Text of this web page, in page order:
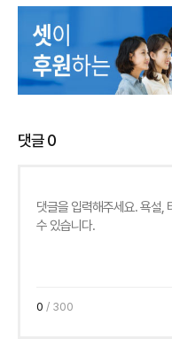
댓글0
0 / 300